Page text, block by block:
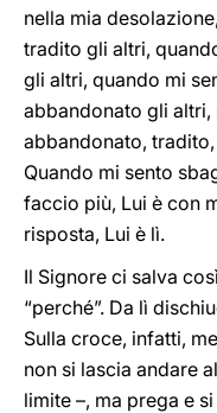
nella mia
tradito gli altri,
gli altri, quando mi
abbandonato gli altri,
abbandonato,
Quando mi sento
faccio più, Lui è con
risposta, Lui è lì.
Il Signore ci salva
“perché”. Da lì
Sulla croce, infatti,
non si lascia andare
limite –, ma prega e